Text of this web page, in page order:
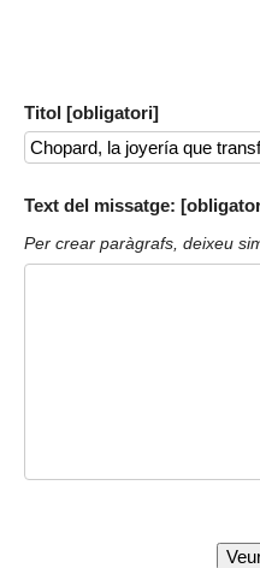
Titol [obligatori]
Text del missatge:
Per crear paràgrafs, deixeu